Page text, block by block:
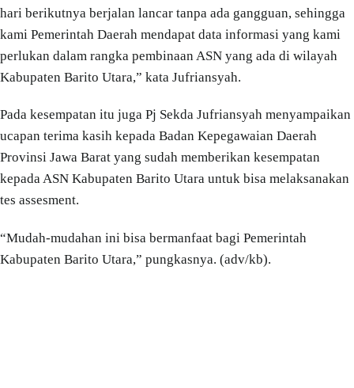
hari berikutnya berjalan lancar tanpa ada gangguan, sehingga
kami Pemerintah Daerah mendapat data informasi yang kami
perlukan dalam rangka pembinaan ASN yang ada di wilayah
Kabupaten Barito Utara,” kata Jufriansyah.
Pada kesempatan itu juga Pj Sekda Jufriansyah menyampaikan
ucapan terima kasih kepada Badan Kepegawaian Daerah
Provinsi Jawa Barat yang sudah memberikan kesempatan
kepada ASN Kabupaten Barito Utara untuk bisa melaksanakan
tes assesment.
“Mudah-mudahan ini bisa bermanfaat bagi Pemerintah
Kabupaten Barito Utara,” pungkasnya. (adv/kb).